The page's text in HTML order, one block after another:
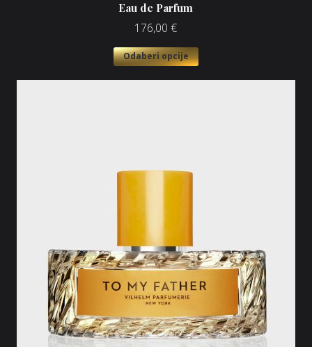
Eau de Parfum
176,00 €
Odaberi opcije